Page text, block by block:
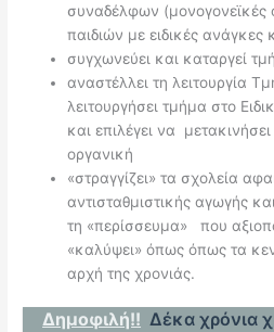
συναδέλφων (μονογονεϊκές
παιδιών με ειδικές ανάγκες
συγχωνεύει και καταργεί
αναστέλλει τη λειτουργία
λειτουργήσει τμήμα στο
και επιλέγει να
οργανική
«στραγγίζει» τα σχολεία
αντισταθμιστικής αγωγής
τη «περίσσευμα» που
«καλύψει» όπως όπως τα
αρχή της χρονιάς.
Δημοφιλή!! Δέκα χρόνια